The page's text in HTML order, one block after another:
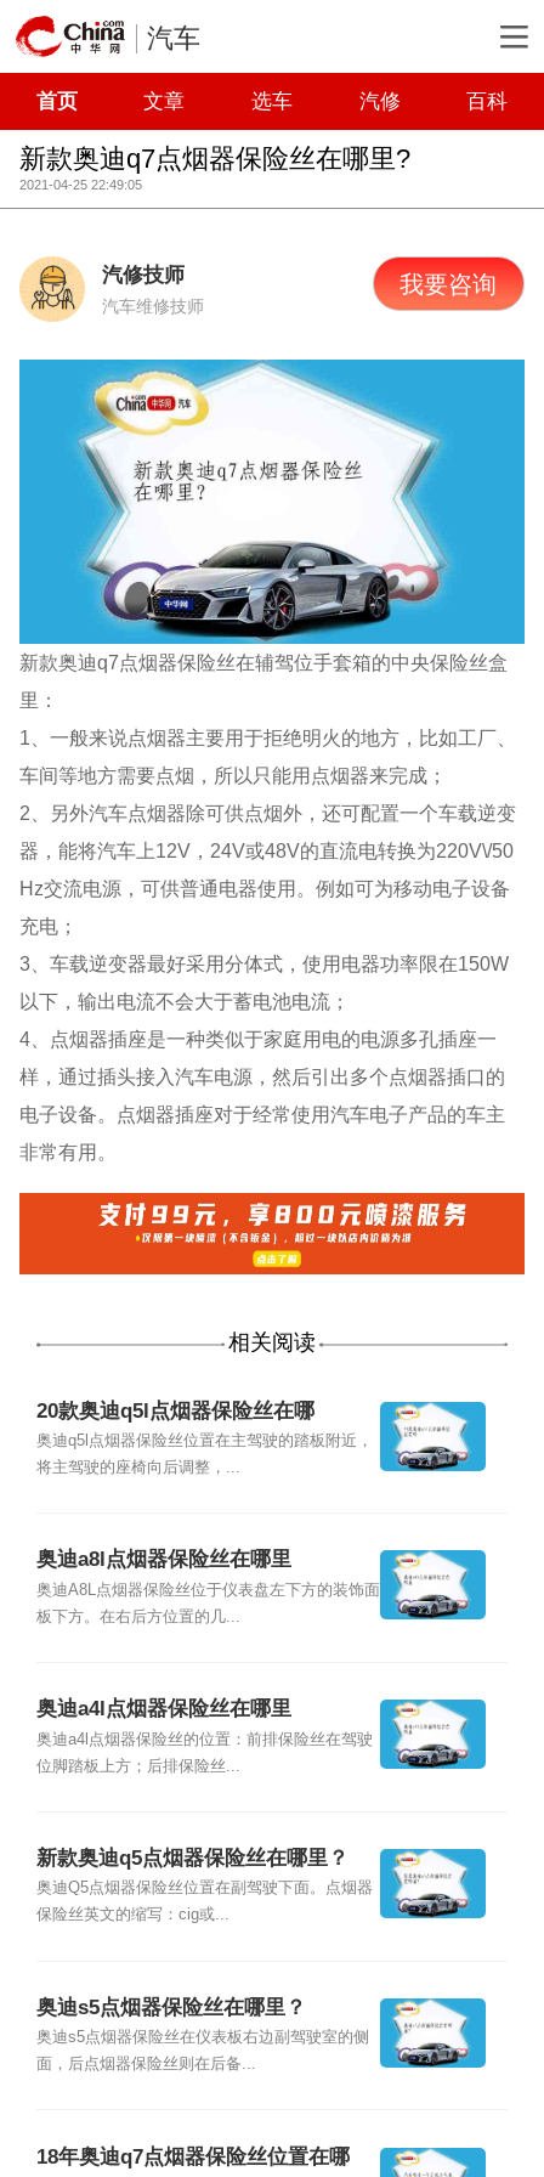
汽车
首页 文章 选车 汽修 百科
新款奥迪q7点烟器保险丝在哪里?
2021-04-25 22:49:05
汽修技师
汽车维修技师
我要咨询
新款奥迪q7点烟器保险丝在辅驾位手套箱的中央保险丝盒
里：
1、一般来说点烟器主要用于拒绝明火的地方，比如工厂、
车间等地方需要点烟，所以只能用点烟器来完成；
2、另外汽车点烟器除可供点烟外，还可配置一个车载逆变
器，能将汽车上12V，24V或48V的直流电转换为220V\/50
Hz交流电源，可供普通电器使用。例如可为移动电子设备
充电；
3、车载逆变器最好采用分体式，使用电器功率限在150W
以下，输出电流不会大于蓄电池电流；
4、点烟器插座是一种类似于家庭用电的电源多孔插座一
样，通过插头接入汽车电源，然后引出多个点烟器插口的
电子设备。点烟器插座对于经常使用汽车电子产品的车主
非常有用。
相关阅读
20款奥迪q5l点烟器保险丝在哪
奥迪q5l点烟器保险丝位置在主驾驶的踏板附近，
将主驾驶的座椅向后调整，...
奥迪a8l点烟器保险丝在哪里
奥迪A8L点烟器保险丝位于仪表盘左下方的装饰面
板下方。在右后方位置的几...
奥迪a4l点烟器保险丝在哪里
奥迪a4l点烟器保险丝的位置：前排保险丝在驾驶
位脚踏板上方；后排保险丝...
新款奥迪q5点烟器保险丝在哪里？
奥迪Q5点烟器保险丝位置在副驾驶下面。点烟器
保险丝英文的缩写：cig或...
奥迪s5点烟器保险丝在哪里？
奥迪s5点烟器保险丝在仪表板右边副驾驶室的侧
面，后点烟器保险丝则在后备...
18年奥迪q7点烟器保险丝位置在哪